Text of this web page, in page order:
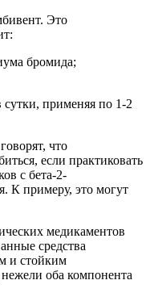
Это
бромида;
сутки, применяя по 1-2
что
если практиковать
с бета-2-
К примеру, это могут
медикаментов
средства
и стойким
оба компонента